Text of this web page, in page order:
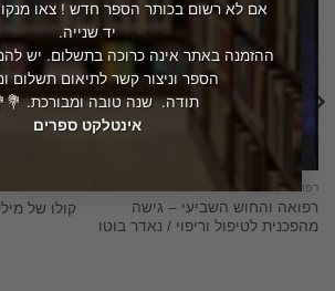
אם לא רשום בכותר הספר חדש ! צאו
יד שנייה.
ההזמנה באתר אינה כרוכה בתשלום. יש
הספר וניצור קשר לתיאום תשלום
תודה. שנה טובה ומבורכת.
אינטלקט ספרים
רפואה
רפואה והחוש השביעי – גישה
מהפכנית לטיפול וריפוי / נאדר בוטו
קולו של